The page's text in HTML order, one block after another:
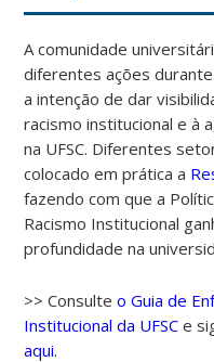
A comunidade
diferentes ações
a intenção de dar
racismo institucional e à
na UFSC. Diferentes
colocado em prática a
fazendo com que a
Racismo Institucional
profundidade na
>> Consulteo Guia de
Institucional da UFSC e
aqui.